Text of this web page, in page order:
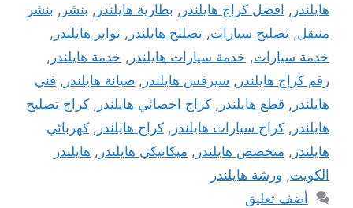
هايلندر , افضل كراج هايلندر , بطارية هايلندر , بنشر , بنشر
متنقل, تصليح سيارات, تصليح هايلندر , تواير هايلندر ,
خدمة سيارات, خدمة سيارات هايلندر , خدمة هايلندر ,
رقم كراج هايلندر , سيرفس هايلندر , صيانة هايلندر , فني
هايلندر , قطع هايلندر , كراج اخصائي هايلندر , كراج تصليح
هايلندر , كراج سيارات هايلندر , كراج هايلندر , كهربائي
هايلندر , متخصص هايلندر , ميكانيكي هايلندر , هايلندر
الكويت, ورشة هايلندر
أضف تعليق